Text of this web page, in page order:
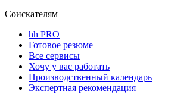
Соискателям
hh PRO
Готовое резюме
Все сервисы
Хочу у вас работать
Производственный календарь
Экспертная рекомендация